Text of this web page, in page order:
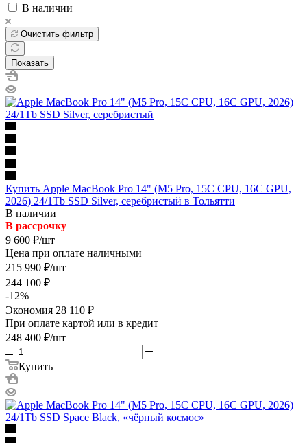
В наличии
Очистить фильтр
Показать
Купить Apple MacBook Pro 14" (M5 Pro, 15C CPU, 16C GPU,
2026) 24/1Tb SSD Silver, серебристый в Тольятти
В наличии
В рассрочку
9 600 ₽/шт
Цена при оплате наличными
215 990 ₽/шт
244 100 ₽
-12%
Экономия 28 110 ₽
При оплате картой или в кредит
248 400 ₽/шт
Купить